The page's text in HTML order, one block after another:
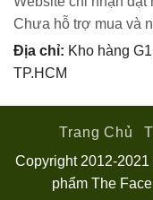
Chưa hỗ trợ mua và
Địa chỉ: Kho hàng
TP.HCM
Trang Chủ
Copyright 2012-
phẩm The